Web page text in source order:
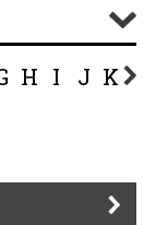
H I J K L